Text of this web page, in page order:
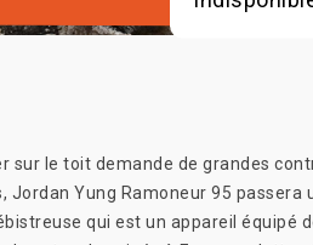
sur le toit demande de grandes
Yung Ramoneur 95 passera
qui est un appareil équipé